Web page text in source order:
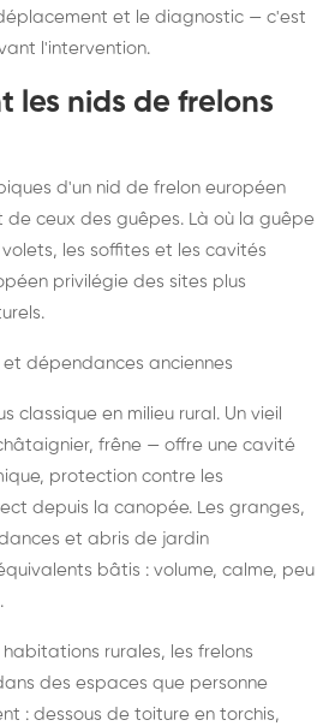
et le diagnostic — c'est
l'intervention.
les nids de frelons
d'un nid de frelon européen
ceux des guêpes. Là où la guêpe
les soffites et les cavités
privilégie des sites plus
et dépendances anciennes
classique en milieu rural. Un vieil
frêne — offre une cavité
protection contre les
depuis la canopée. Les granges,
et abris de jardin
bâtis : volume, calme, peu
rurales, les frelons
des espaces que personne
: dessous de toiture en torchis,